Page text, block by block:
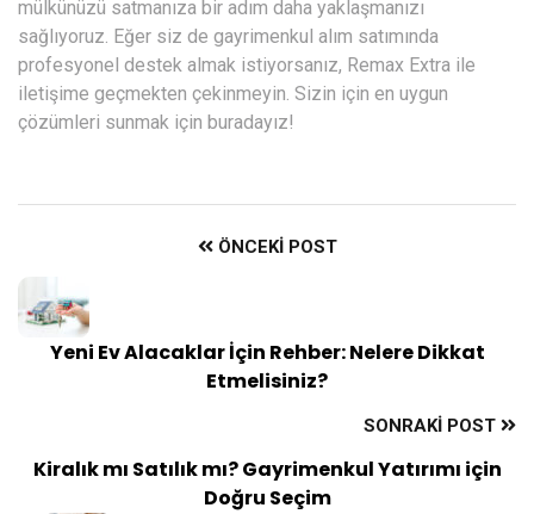
mülkünüzü satmanıza bir adım daha yaklaşmanızı
sağlıyoruz. Eğer siz de gayrimenkul alım satımında
profesyonel destek almak istiyorsanız, Remax Extra ile
iletişime geçmekten çekinmeyin. Sizin için en uygun
çözümleri sunmak için buradayız!
ÖNCEKI POST
Yeni Ev Alacaklar İçin Rehber: Nelere Dikkat
Etmelisiniz?
SONRAKI POST
Kiralık mı Satılık mı? Gayrimenkul Yatırımı için
Doğru Seçim